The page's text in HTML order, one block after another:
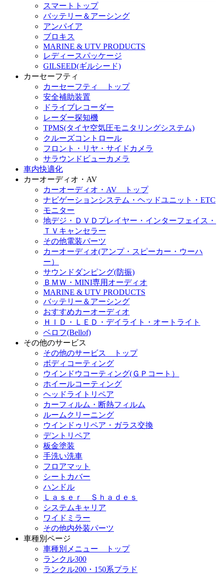
スマートトップ
バッテリー＆アーシング
アンパイア
ブロキス
MARINE & UTV PRODUCTS
レディースパッケージ
GILSEED(ギルシード)
カーセーフティ
カーセーフティ トップ
安全補助装置
ドライブレコーダー
レーダー探知機
TPMS(タイヤ空気圧モニタリングシステム)
クルーズコントロール
フロント・リヤ・サイドカメラ
サラウンドビューカメラ
車内快適化
カーオーディオ・AV
カーオーディオ・AV トップ
ナビゲーションシステム・ヘッドユニット・ETC
モニター
地デジ・ＤＶＤプレイヤー・インターフェイス・
ＴＶキャンセラー
その他電装パーツ
カーオーディオ(アンプ・スピーカー・ウーハ
ー）
サウンドダンピング(防振)
ＢＭＷ・MINI専用オーディオ
MARINE & UTV PRODUCTS
バッテリー＆アーシング
おすすめカーオーディオ
ＨＩＤ・ＬＥＤ・デイライト・オートライト
ベロフ(Bellof)
その他のサービス
その他のサービス トップ
ボディコーティング
ウインドウコーティング(ＧＰコート）
ホイールコーティング
ヘッドライトリペア
カーフィルム・断熱フィルム
ルームクリーニング
ウインドゥリペア・ガラス交換
デントリペア
板金塗装
手洗い洗車
フロアマット
シートカバー
ハンドル
Ｌａｓｅｒ Ｓｈａｄｅｓ
システムキャリア
ワイドミラー
その他内外装パーツ
車種別ページ
車種別メニュー トップ
ランクル300
ランクル200・150系プラド